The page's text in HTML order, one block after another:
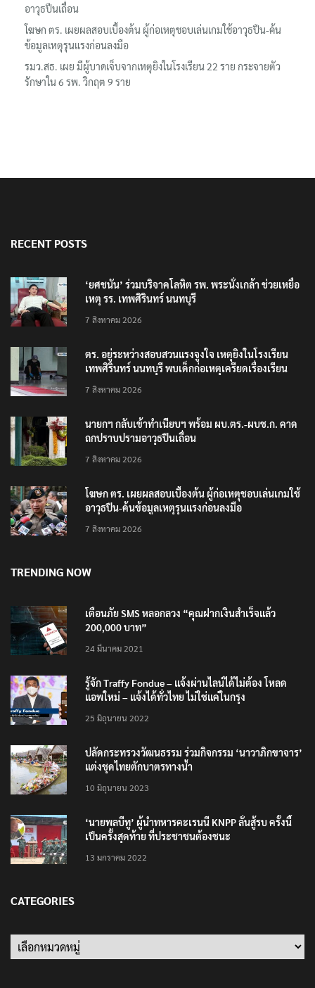
อาวุธปืนเถื่อน
โฆษก ตร. เผยผลสอบเบื้องต้น ผู้ก่อเหตุชอบเล่นเกมใช้อาวุธปืน-ค้น
ข้อมูลเหตุรุนแรงก่อนลงมือ
รมว.สธ. เผย มีผู้บาดเจ็บจากเหตุยิงในโรงเรียน 22 ราย กระจายตัว
รักษาใน 6 รพ. วิกฤต 9 ราย
RECENT POSTS
‘ยศชนัน’ ร่วมบริจาคโลหิต รพ. พระนั่งเกล้า ช่วยเหยื่อ
เหตุ รร. เทพศิรินทร์ นนทบุรี
7 สิงหาคม 2026
ตร. อยู่ระหว่างสอบสวนแรงจูงใจ เหตุยิงในโรงเรียน
เทพศิรินทร์ นนทบุรี พบเด็กก่อเหตุเครียดเรื่องเรียน
7 สิงหาคม 2026
นายกฯ กลับเข้าทำเนียบฯ พร้อม ผบ.ตร.-ผบช.ก. คาด
ถกปราบปรามอาวุธปืนเถื่อน
7 สิงหาคม 2026
โฆษก ตร. เผยผลสอบเบื้องต้น ผู้ก่อเหตุชอบเล่นเกมใช้
อาวุธปืน-ค้นข้อมูลเหตุรุนแรงก่อนลงมือ
7 สิงหาคม 2026
TRENDING NOW
เตือนภัย SMS หลอกลวง “คุณฝากเงินสำเร็จแล้ว
200,000 บาท”
24 มีนาคม 2021
รู้จัก Traffy Fondue – แจ้งผ่านไลน์ได้ไม่ต้อง โหลด
แอพใหม่ – แจ้งได้ทั่วไทย ไม่ใช่แค่ในกรุง
25 มิถุนายน 2022
ปลัดกระทรวงวัฒนธรรม ร่วมกิจกรรม ‘นาวาภิกขาจาร’
แต่งชุดไทยตักบาตรทางน้ำ
10 มิถุนายน 2023
‘นายพลบีทู’ ผู้นำทหารคะเรนนี KNPP ลั่นสู้รบ ครั้งนี้
เป็นครั้งสุดท้าย ที่ประชาชนต้องชนะ
13 มกราคม 2022
CATEGORIES